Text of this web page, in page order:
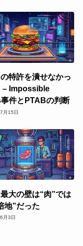
特許を潰せなかっ
– Impossible
件とPTABの判断
月15日
大の壁は“肉”では
地”だった
月3日